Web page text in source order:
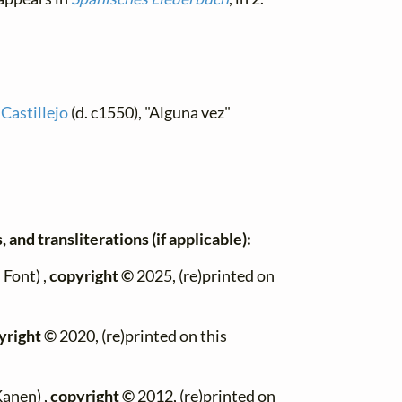
(d. c1550), "Alguna vez"
and transliterations (if applicable):
,copyright ©2025, (re)printed on
©2020, (re)printed on this
,copyright ©2012, (re)printed on